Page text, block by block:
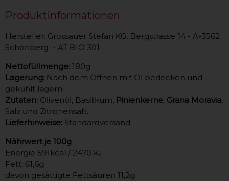
Produktinformationen
Hersteller: Grossauer Stefan KG, Bergstrasse 14 - A-3562
Schönberg - AT BIO 301
Nettofüllmenge: 180g
Lagerung: Nach dem Öffnen mit Öl bedecken und
gekühlt lagern.
Zutaten: Olivenöl, Basilikum, Pinienkerne, Grana Moravia,
Salz und Zitronensaft.
Lieferhinweise: Standardversand
Nährwert je 100g
Energie 591kcal / 2470 kJ
Fett: 61,6g
davon gesättigte Fettsäuren 11,2g